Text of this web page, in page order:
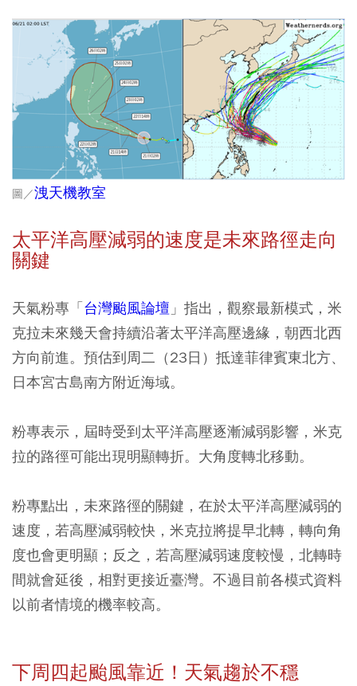
圖／洩天機教室
太平洋高壓減弱的速度是未來路徑走向
關鍵
天氣粉專「台灣颱風論壇 」指出，觀察最新模式，米
克拉未來幾天會持續沿著太平洋高壓邊緣，朝西北西
方向前進。預估到周二（23日）抵達菲律賓東北方、
日本宮古島南方附近海域。
粉專表示，屆時受到太平洋高壓逐漸減弱影響，米克
拉的路徑可能出現明顯轉折。大角度轉北移動。
粉專點出，未來路徑的關鍵，在於太平洋高壓減弱的
速度，若高壓減弱較快，米克拉將提早北轉，轉向角
度也會更明顯；反之，若高壓減弱速度較慢，北轉時
間就會延後，相對更接近臺灣。不過目前各模式資料
以前者情境的機率較高。
下周四起颱風靠近！天氣趨於不穩